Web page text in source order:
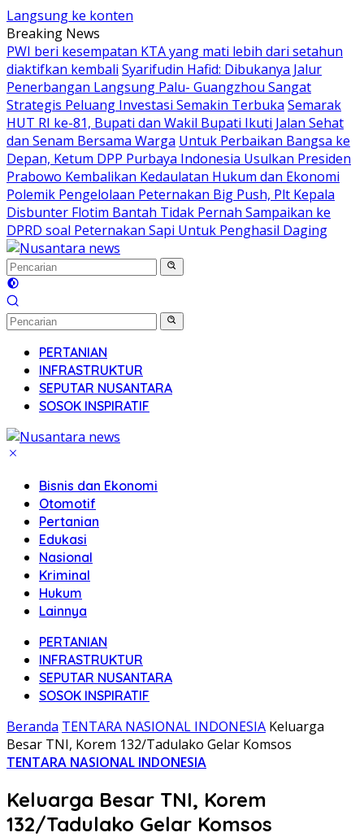
Langsung ke konten
Breaking News
PWI beri kesempatan KTA yang mati lebih dari setahun
diaktifkan kembali Syarifudin Hafid: Dibukanya Jalur
Penerbangan Langsung Palu- Guangzhou Sangat
Strategis Peluang Investasi Semakin Terbuka Semarak
HUT RI ke-81, Bupati dan Wakil Bupati Ikuti Jalan Sehat
dan Senam Bersama Warga Untuk Perbaikan Bangsa ke
Depan, Ketum DPP Purbaya Indonesia Usulkan Presiden
Prabowo Kembalikan Kedaulatan Hukum dan Ekonomi
Polemik Pengelolaan Peternakan Big Push, Plt Kepala
Disbunter Flotim Bantah Tidak Pernah Sampaikan ke
DPRD soal Peternakan Sapi Untuk Penghasil Daging
PERTANIAN
INFRASTRUKTUR
SEPUTAR NUSANTARA
SOSOK INSPIRATIF
Bisnis dan Ekonomi
Otomotif
Pertanian
Edukasi
Nasional
Kriminal
Hukum
Lainnya
PERTANIAN
INFRASTRUKTUR
SEPUTAR NUSANTARA
SOSOK INSPIRATIF
Beranda TENTARA NASIONAL INDONESIA Keluarga
Besar TNI, Korem 132/Tadulako Gelar Komsos
TENTARA NASIONAL INDONESIA
Keluarga Besar TNI, Korem
132/Tadulako Gelar Komsos